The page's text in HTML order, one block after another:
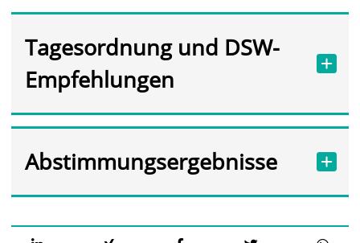
Tagesordnung und DSW-
Empfehlungen
Abstimmungsergebnisse